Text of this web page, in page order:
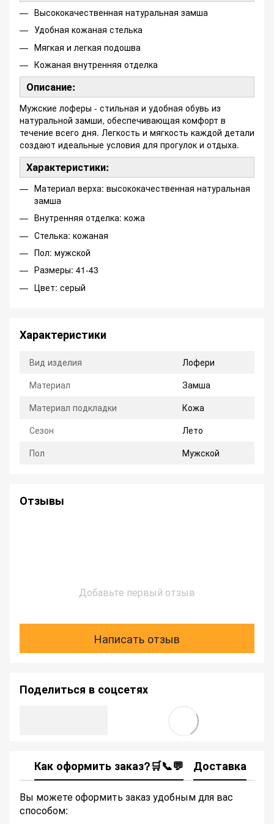
Высококачественная натуральная замша
Удобная кожаная стелька
Мягкая и легкая подошва
Кожаная внутренняя отделка
Описание:
Мужские лоферы - стильная и удобная обувь из
натуральной замши, обеспечивающая комфорт в
течение всего дня. Легкость и мягкость каждой детали
создают идеальные условия для прогулок и отдыха.
Характеристики:
Материал верха: высококачественная натуральная
замша
Внутренняя отделка: кожа
Стелька: кожаная
Пол: мужской
Размеры: 41-43
Цвет: серый
Характеристики
Вид изделия
Лофери
Материал
Замша
Материал подкладки
Кожа
Сезон
Лето
Пол
Мужской
Отзывы
Добавьте первый отзыв
Написать отзыв
Поделиться в соцсетях
Как оформить заказ?🛒📞💬 Доставка
Вы можете оформить заказ удобным для вас
способом: